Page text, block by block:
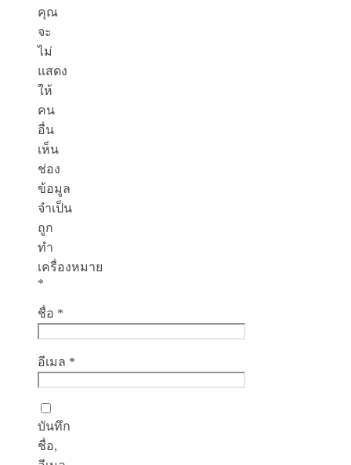
คุณ
จะ
ไม่
แสดง
ให้
คน
อื่น
เห็น
ช่อง
ข้อมูล
จำเป็น
ถูก
ทำ
เครื่องหมาย
*
ชื่อ *
อีเมล *
บันทึก
ชื่อ,